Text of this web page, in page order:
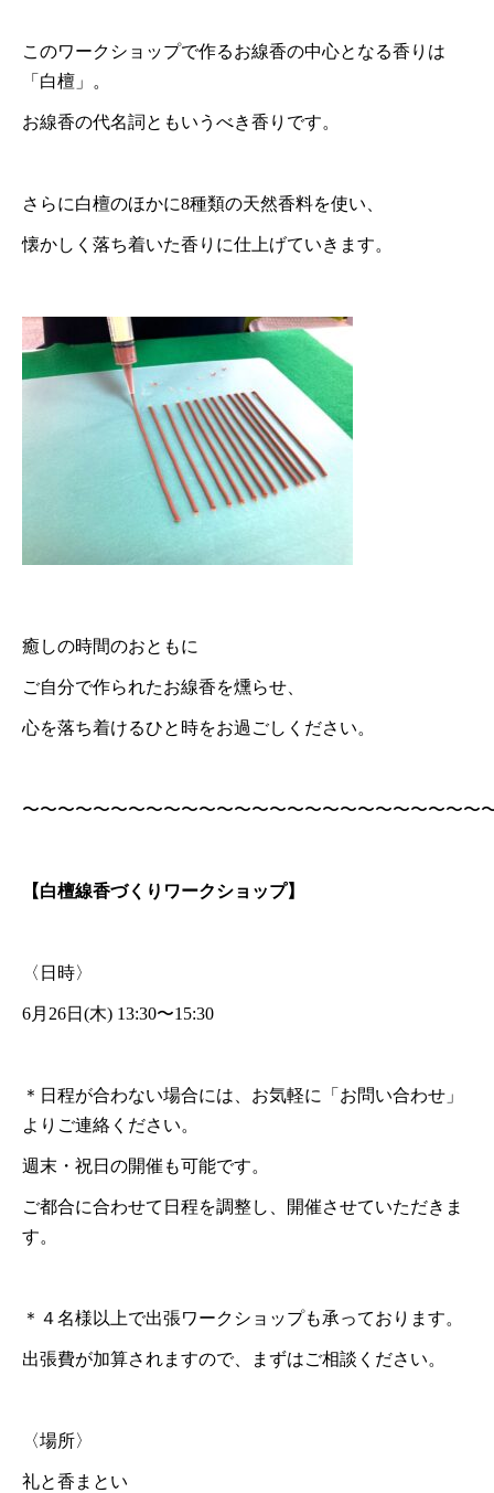
このワークショップで作るお線香の中心となる香りは
「白檀」。
お線香の代名詞ともいうべき香りです。
さらに白檀のほかに8種類の天然香料を使い、
懐かしく落ち着いた香りに仕上げていきます。
癒しの時間のおともに
ご自分で作られたお線香を燻らせ、
心を落ち着けるひと時をお過ごしください。
〜〜〜〜〜〜〜〜〜〜〜〜〜〜〜〜〜〜〜〜〜〜〜〜〜〜
【白檀線香づくりワークショップ】
〈日時〉
6月26日(木) 13:30〜15:30
＊日程が合わない場合には、お気軽に「お問い合わせ」
よりご連絡ください。
週末・祝日の開催も可能です。
ご都合に合わせて日程を調整し、開催させていただきま
す。
＊４名様以上で出張ワークショップも承っております。
出張費が加算されますので、まずはご相談ください。
〈場所〉
礼と香まとい